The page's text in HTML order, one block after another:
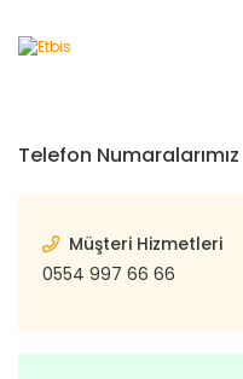
Telefon Numaralarımız
Müşteri Hizmetleri
0554 997 66 66